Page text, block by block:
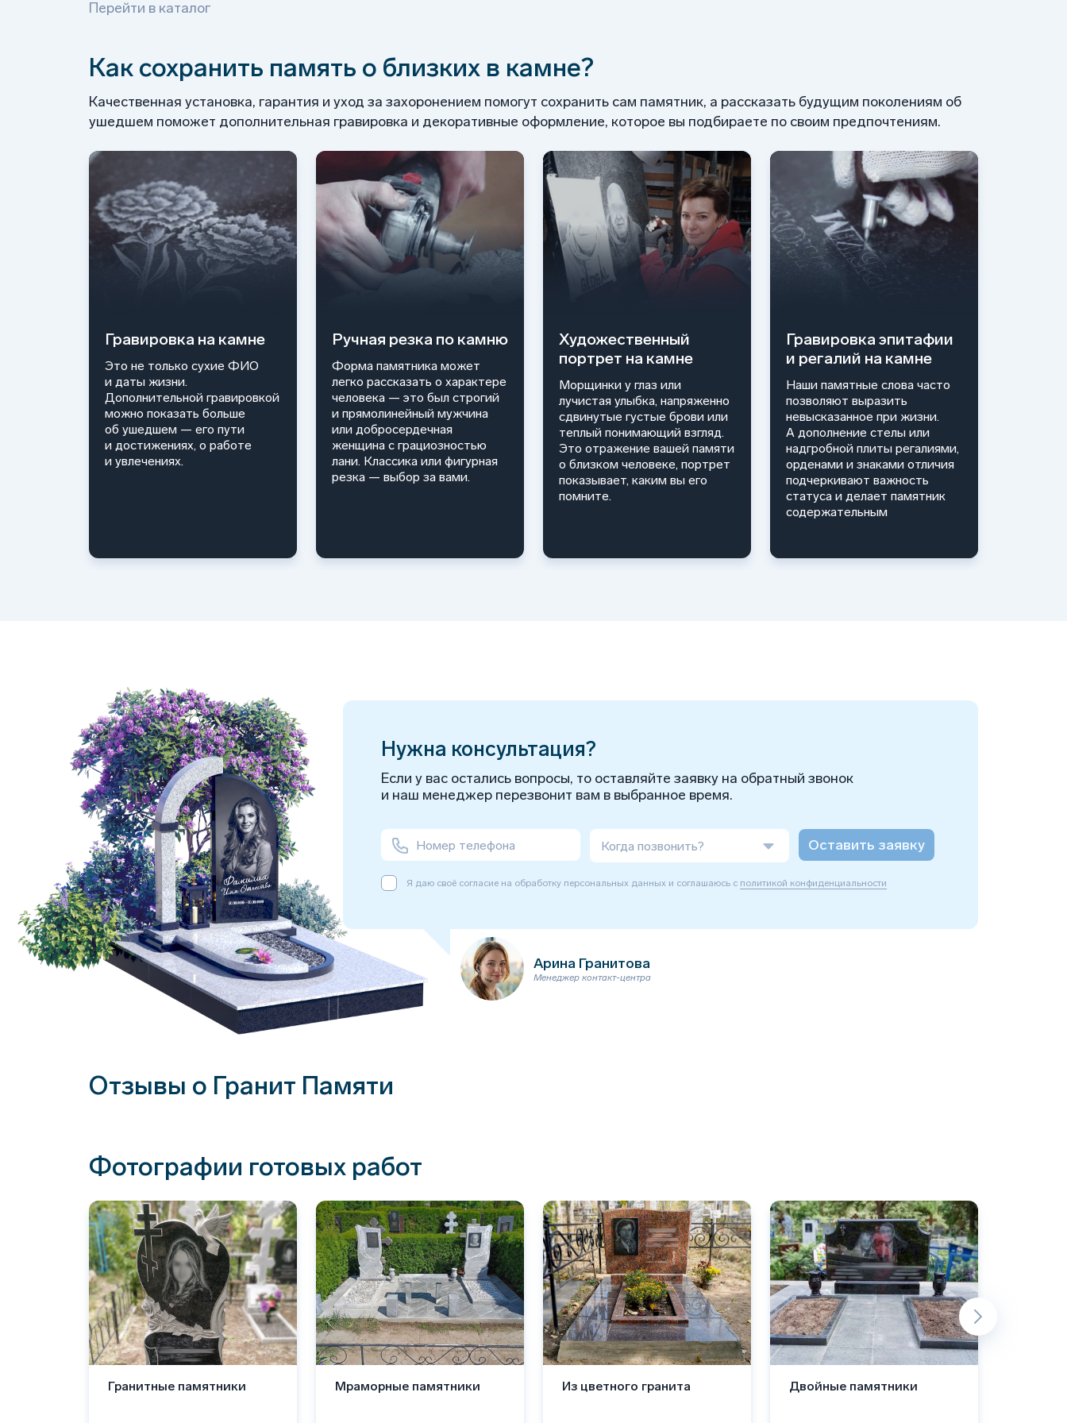
Самовывоз
Доставка по Самарской области
пгт. Алексеевка - с. Большая Глушица, ул. Кировская, 17Б
пгт. Безенчук - ул. Рабочая, 62
г. Нефтегорск - с. Большая Глушица, ул. Кировская, 17Б
г. Чапаевск - ул. Ленина, 66, стр. 1
г. Чапаевск - ул. Железнодорожная, 33а
Оформляете заказ дистанционно (через менеджера или на сайте).
Мы отправляем памятник ТК до указанного пункта выдачи.
Вы забираете груз по адресу из списка.
Перейти в каталог
Как сохранить память о близких в камне?
Качественная установка, гарантия и уход за захоронением помогут сохранить сам памятник, а рассказать будущим поколениям об
ушедшем поможет дополнительная гравировка и декоративные оформление, которое вы подбираете по своим предпочтениям.
Гравировка на камне
Это не только сухие ФИО
и даты жизни.
Дополнительной гравировкой
можно показать больше
об ушедшем — его пути
и достижениях, о работе
и увлечениях.
Ручная резка по камню
Форма памятника может
легко рассказать о характере
человека — это был строгий
и прямолинейный мужчина
или добросердечная
женщина с грациозностью
лани. Классика или фигурная
резка — выбор за вами.
Художественный
портрет на камне
Морщинки у глаз или
лучистая улыбка, напряженно
сдвинутые густые брови или
теплый понимающий взгляд.
Это отражение вашей памяти
о близком человеке, портрет
показывает, каким вы его
помните.
Гравировка эпитафии
и регалий на камне
Наши памятные слова часто
позволяют выразить
невысказанное при жизни.
А дополнение стелы или
надгробной плиты регалиями,
орденами и знаками отличия
подчеркивают важность
статуса и делает памятник
содержательным
Нужна консультация?
Если у вас остались вопросы, то оставляйте заявку на обратный звонок
и наш менеджер перезвонит вам в выбранное время.
Когда позвонить? Оставить заявку
Я даю своё согласие на обработку персональных данных и соглашаюсь с политикой конфиденциальности
Арина Гранитова
Менеджер контакт-центра
Отзывы о Гранит Памяти
Фотографии готовых работ
Гранитные памятники Мраморные памятники Из цветного гранита Двойные памятники